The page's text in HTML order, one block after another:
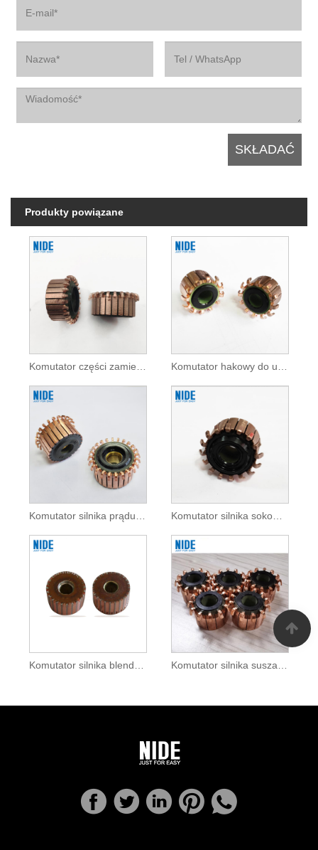
Produkty powiązane
Komutator części zamiennych silnika do urządzeń domowych Komutator hakowy do urządzeń domowych